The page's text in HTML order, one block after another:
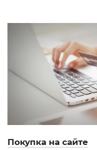
Покупка на сайте